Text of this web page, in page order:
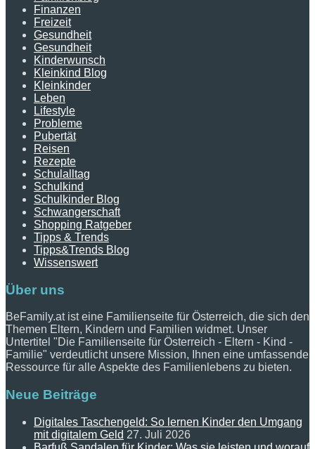
Finanzen
Freizeit
Gesundheit
Gesundheit
Kinderwunsch
Kleinkind Blog
Kleinkinder
Leben
Lifestyle
Probleme
Pubertät
Reisen
Rezepte
Schulalltag
Schulkind
Schulkinder Blog
Schwangerschaft
Shopping Ratgeber
Tipps & Trends
Tipps&Trends Blog
Wissenswert
Über uns
BeFamily.at ist eine Familienseite für Österreich, die sich den
Themen Eltern, Kindern und Familien widmet. Unser
Untertitel "Die Familienseite für Österreich - Eltern - Kind -
Familie" verdeutlicht unsere Mission, Ihnen eine umfassende
Ressource für alle Aspekte des Familienlebens zu bieten.
Neue Beiträge
Digitales Taschengeld: So lernen Kinder den Umgang
mit digitalem Geld 27. Juli 2026